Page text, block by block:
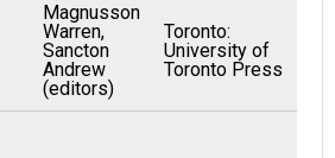
Magnusson
Warren,
Sancton
Andrew
(editors)
Toronto:
University of
Toronto Press